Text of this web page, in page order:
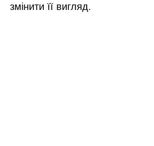
змінити її вигляд.